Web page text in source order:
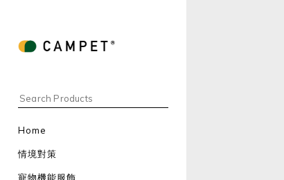
Home
情境對策
寵物機能服飾